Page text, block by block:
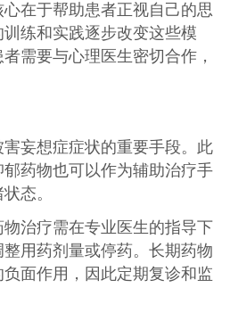
在于帮助患者正视自己的思
练和实践逐步改变这些模
需要与心理医生密切合作，
妄想症症状的重要手段。此
药物也可以作为辅助治疗手
态。
治疗需在专业医生的指导下
用药剂量或停药。长期药物
面作用，因此定期复诊和监